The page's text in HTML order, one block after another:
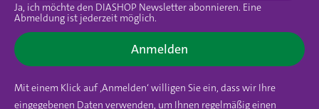
Ja, ich möchte den DIASHOP Newsletter abonnieren. Eine
Abmeldung ist jederzeit möglich.
Anmelden
Mit einem Klick auf ‚Anmelden‘ willigen Sie ein, dass wir Ihre
eingegebenen Daten verwenden, um Ihnen regelmäßig einen